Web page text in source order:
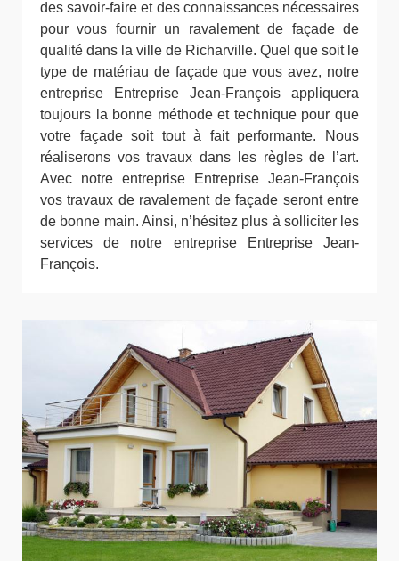
des savoir-faire et des connaissances nécessaires
pour vous fournir un ravalement de façade de
qualité dans la ville de Richarville. Quel que soit le
type de matériau de façade que vous avez, notre
entreprise Entreprise Jean-François appliquera
toujours la bonne méthode et technique pour que
votre façade soit tout à fait performante. Nous
réaliserons vos travaux dans les règles de l’art.
Avec notre entreprise Entreprise Jean-François
vos travaux de ravalement de façade seront entre
de bonne main. Ainsi, n’hésitez plus à solliciter les
services de notre entreprise Entreprise Jean-
François.